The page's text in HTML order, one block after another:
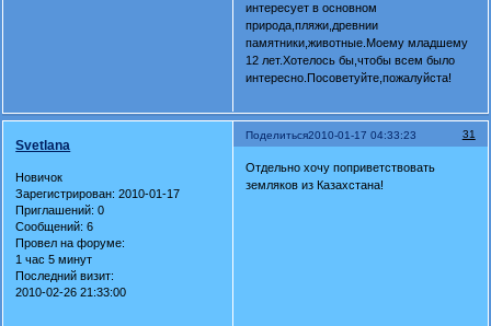
интересует в основном
природа,пляжи,древнии
памятники,животные.Моему младшему
12 лет.Хотелось бы,чтобы всем было
интересно.Посоветуйте,пожалуйста!
Поделиться 31
2010-01-17 04:33:23
Svetlana
Новичок
Зарегистрирован: 2010-01-17
Приглашений: 0
Сообщений: 6
Провел на форуме:
1 час 5 минут
Последний визит:
2010-02-26 21:33:00
Отдельно хочу поприветствовать
земляков из Казахстана!